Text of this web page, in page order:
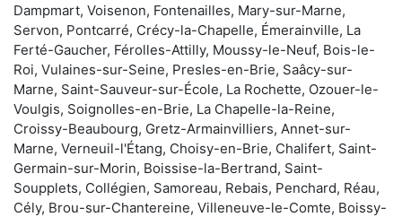
Dampmart, Voisenon, Fontenailles, Mary-sur-Marne,
Servon, Pontcarré, Crécy-la-Chapelle, Émerainville, La
Ferté-Gaucher, Férolles-Attilly, Moussy-le-Neuf, Bois-le-
Roi, Vulaines-sur-Seine, Presles-en-Brie, Saâcy-sur-
Marne, Saint-Sauveur-sur-École, La Rochette, Ozouer-le-
Voulgis, Soignolles-en-Brie, La Chapelle-la-Reine,
Croissy-Beaubourg, Gretz-Armainvilliers, Annet-sur-
Marne, Verneuil-l'Étang, Choisy-en-Brie, Chalifert, Saint-
Germain-sur-Morin, Boissise-la-Bertrand, Saint-
Soupplets, Collégien, Samoreau, Rebais, Penchard, Réau,
Cély, Brou-sur-Chantereine, Villeneuve-le-Comte, Boissy-